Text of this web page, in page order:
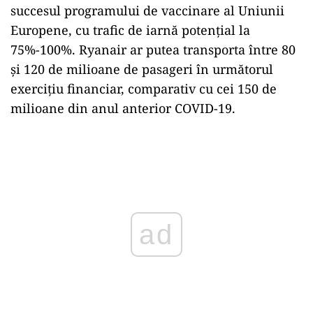
succesul programului de vaccinare al Uniunii
Europene, cu trafic de iarnă potențial la
75%-100%. Ryanair ar putea transporta între 80
și 120 de milioane de pasageri în următorul
exercițiu financiar, comparativ cu cei 150 de
milioane din anul anterior COVID-19.